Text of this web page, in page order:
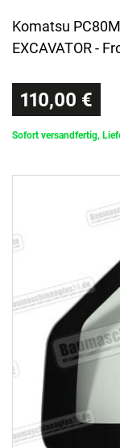
Komatsu
EXCAVATOR -
110,00 €
Sofort versandfertig,